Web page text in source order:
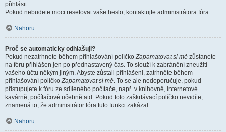
přihlásit.
Pokud nebudete moci resetovat vaše heslo, kontaktujte administrátora fóra.
Nahoru
Proč se automaticky odhlašuji?
Pokud nezatrhnete během přihlašování políčkoZapamatovat si mě zůstanete
na fóru přihlášen jen po přednastavený čas. To slouží k zabránění zneužití
vašeho účtu někým jiným. Abyste zůstali přihlášeni, zatrhněte během
přihlašování políčkoZapamatovat si mě. To se ale nedoporučuje, pokud
přistupujete k fóru ze sdíleného počítače, např. v knihovně, internetové
kavárně, počítačové učebně atd. Pokud toto zaškrtávací políčko nevidíte,
znamená to, že administrátor fóra tuto funkci zakázal.
Nahoru